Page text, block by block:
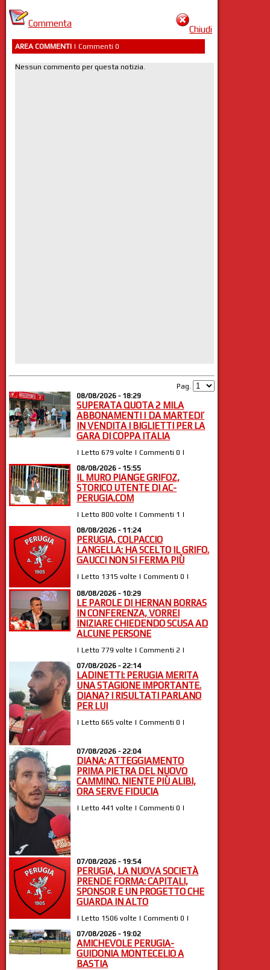
Chiudi
Commenta
AREA COMMENTI | Commenti 0
Pag.
08/08/2026 - 18:29
SUPERATA QUOTA 2 MILA
ABBONAMENTI | DA MARTEDI’
IN VENDITA I BIGLIETTI PER LA
GARA DI COPPA ITALIA
| Letto 679 volte | Commenti 0 |
08/08/2026 - 15:55
IL MURO PIANGE GRIFOZ,
STORICO UTENTE DI AC-
PERUGIA.COM
| Letto 800 volte | Commenti 1 |
08/08/2026 - 11:24
PERUGIA, COLPACCIO
LANGELLA: HA SCELTO IL GRIFO.
GAUCCI NON SI FERMA PIÙ
| Letto 1315 volte | Commenti 0 |
08/08/2026 - 10:29
LE PAROLE DI HERNAN BORRAS
IN CONFERENZA, VORREI
INIZIARE CHIEDENDO SCUSA AD
ALCUNE PERSONE
| Letto 779 volte | Commenti 2 |
07/08/2026 - 22:14
LADINETTI: PERUGIA MERITA
UNA STAGIONE IMPORTANTE.
DIANA? I RISULTATI PARLANO
PER LUI
| Letto 665 volte | Commenti 0 |
07/08/2026 - 22:04
DIANA: ATTEGGIAMENTO
PRIMA PIETRA DEL NUOVO
CAMMINO. NIENTE PIÙ ALIBI,
ORA SERVE FIDUCIA
| Letto 441 volte | Commenti 0 |
07/08/2026 - 19:54
PERUGIA, LA NUOVA SOCIETÀ
PRENDE FORMA: CAPITALI,
SPONSOR E UN PROGETTO CHE
GUARDA IN ALTO
| Letto 1506 volte | Commenti 0 |
07/08/2026 - 19:02
AMICHEVOLE PERUGIA-
GUIDONIA MONTECELIO A
BASTIA